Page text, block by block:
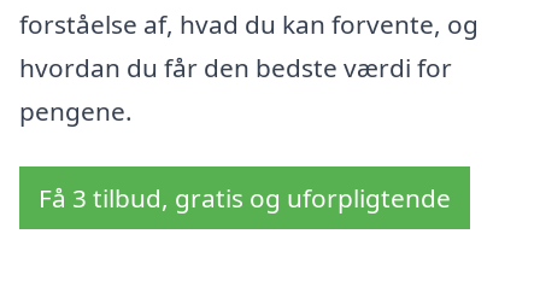
forståelse af, hvad du kan forvente, og
hvordan du får den bedste værdi for
pengene.
Få 3 tilbud, gratis og uforpligtende